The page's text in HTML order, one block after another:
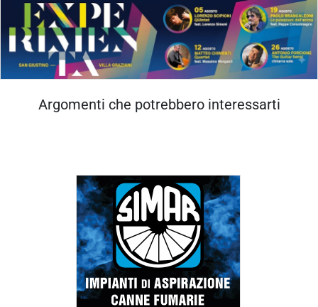
Argomenti che potrebbero interessarti